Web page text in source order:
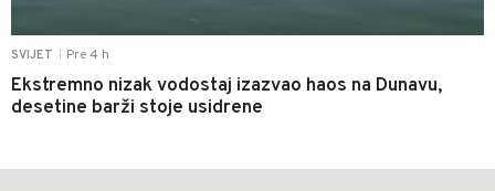
SVIJET Pre 4 h
Ekstremno nizak vodostaj izazvao haos na Dunavu,
desetine barži stoje usidrene